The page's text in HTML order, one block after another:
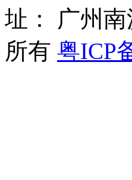
址： 广州
所有 粤ICP